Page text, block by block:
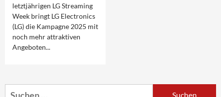
letztjährigen LG Streaming
Week bringt LG Electronics
(LG) die Kampagne 2025 mit
noch mehr attraktiven
Angeboten...
Suchen